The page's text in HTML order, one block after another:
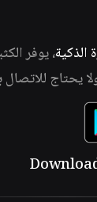
الذكية، يوفر
يحتاج للاتصال